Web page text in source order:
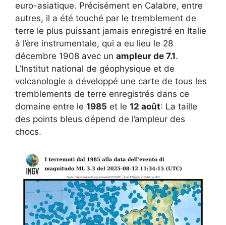
euro-asiatique. Précisément en Calabre, entre
autres, il a été touché par le tremblement de
terre le plus puissant jamais enregistré en Italie
à l’ère instrumentale, qui a eu lieu le 28
décembre 1908 avec un ampleur de 7.1.
L’Institut national de géophysique et de
volcanologie a développé une carte de tous les
tremblements de terre enregistrés dans ce
domaine entre le 1985 et le 12 août: La taille
des points bleus dépend de l’ampleur des
chocs.